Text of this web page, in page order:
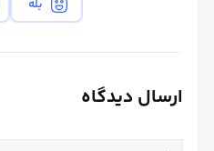
بله
ارسال دیدگاه